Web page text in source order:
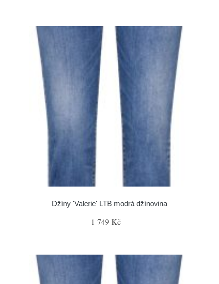
Džíny 'Valerie' LTB modrá džínovina
1 749 Kč